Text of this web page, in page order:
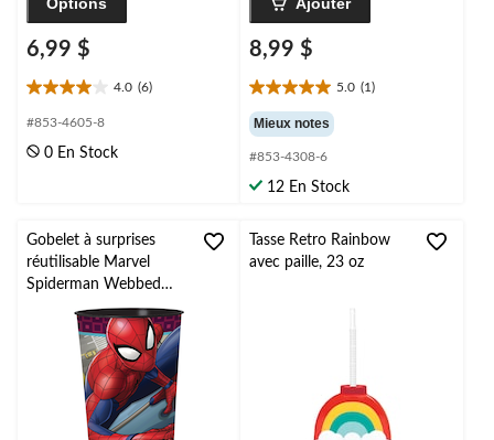
6,99 $
4.0 (6)
4.0
étoile(s)
5.
#853-4605-8
0 En Stock
8,99 $
5.0 (1)
5.0
étoile(s)
sur
5.
1
Mieux notes
#853-4308-6
12 En Stock
Gobelet à surprises
réutilisable Marvel
Spiderman Webbed
Wonder, 16 oz
Tasse Retro Rainbow
avec paille, 23 oz